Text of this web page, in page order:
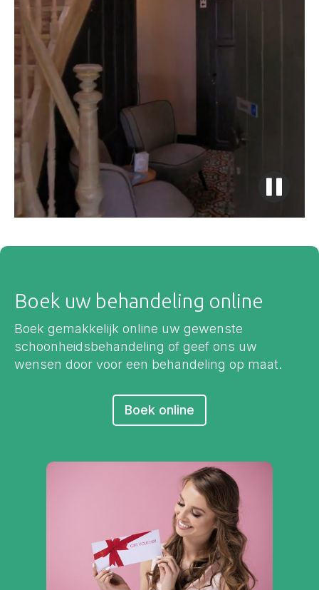
Boek uw behandeling online
Boek gemakkelijk online uw gewenste
schoonheidsbehandeling of geef ons uw
wensen door voor een behandeling op maat.
Boek online